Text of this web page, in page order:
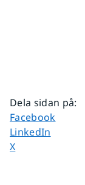
Dela sidan på:
Dela sidan på
Facebook
Dela sidan på
LinkedIn
Dela sidan på
X